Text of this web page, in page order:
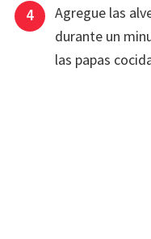
Agregue las
durante un
las papas